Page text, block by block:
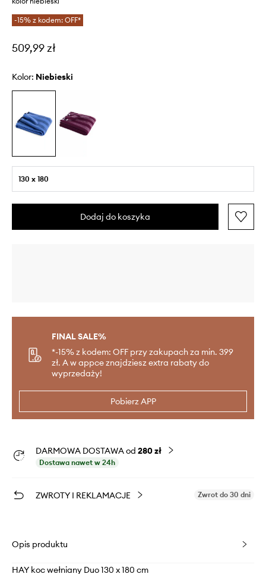
-15% z kodem: OFF*
509,99 zł
Kolor: niebieski
130 x 180
Dodaj do koszyka
FINAL SALE%
*-15% z kodem: OFF przy zakupach za min. 399
zł. A w appce znajdziesz extra rabaty do
wyprzedaży!
Pobierz APP
DARMOWA DOSTAWA od 280 zł
Dostawa nawet w 24h
ZWROTY I REKLAMACJE Zwrot do 30 dni
Opis produktu
HAY koc wełniany Duo 130 x 180 cm